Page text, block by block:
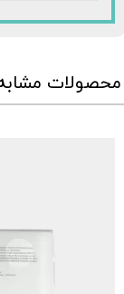
محصولات